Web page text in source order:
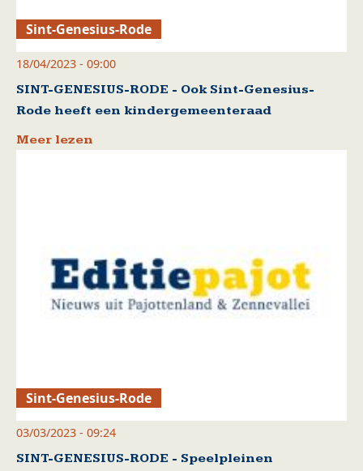
Sint-Genesius-Rode
18/04/2023 - 09:00
SINT-GENESIUS-RODE - Ook Sint-Genesius-
Rode heeft een kindergemeenteraad
Meer lezen
Sint-Genesius-Rode
03/03/2023 - 09:24
SINT-GENESIUS-RODE - Speelpleinen